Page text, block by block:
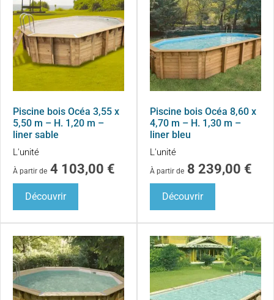
Piscine bois Océa 3,55 x
5,50 m – H. 1,20 m –
liner sable
L'unité
À partir de 4 103,00 €
Découvrir
Piscine bois Océa 8,60 x
4,70 m – H. 1,30 m –
liner bleu
L'unité
À partir de 8 239,00 €
Découvrir